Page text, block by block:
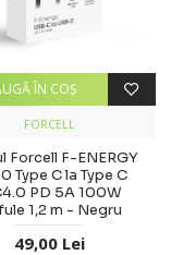
FORCELL
Forcell F-ENERGY
Type C la Type C
PD 5A 100W
1,2 m - Negru
49,00 Lei
ÎN COŞ